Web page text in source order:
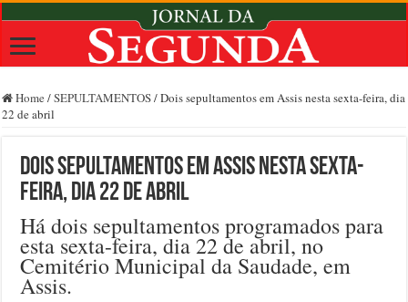
Home /SEPULTAMENTOS/Dois sepultamentos em Assis nesta sexta-feira, dia
22 de abril
Dois sepultamentos em Assis nesta sexta-
feira, dia 22 de abril
Há dois sepultamentos programados para
esta sexta-feira, dia 22 de abril, no
Cemitério Municipal da Saudade, em
Assis.